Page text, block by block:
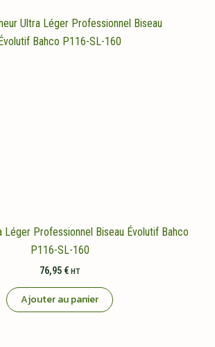
Léger Professionnel Biseau Évolutif Bahco
P116-SL-160
76,95 € HT
Ajouter au panier